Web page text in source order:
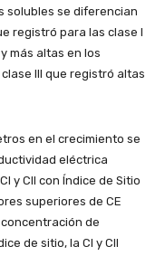
solubles se diferencian
registró para las clase I
más altas en los
III que registró altas
en el crecimiento se
eléctrica
y CII con Índice de Sitio
superiores de CE
de
de sitio, la CI y CII